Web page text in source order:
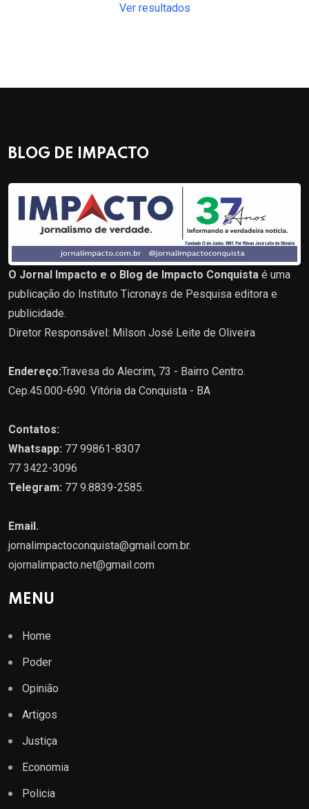
Ver resultados
BLOG DE IMPACTO
O Jornal Impacto e o Blog de Impacto Conquista é uma
publicação do Instituto Ticronays de Pesquisa editora e
publicidade.
Diretor Responsável: Milson José Leite de Oliveira
Endereço:Travesa do Alecrim, 73 - Bairro Centro.
Cep.45.000-690. Vitória da Conquista - BA
Contatos:
Whatsapp: 77 99861-8307
77 3422-3096
Telegram: 77 9.8839-2585.
Email.
jornalimpactoconquista@gmail.com.br.
ojornalimpacto.net@gmail.com
MENU
Home
Poder
Opinião
Artigos
Justiça
Economia
Policia